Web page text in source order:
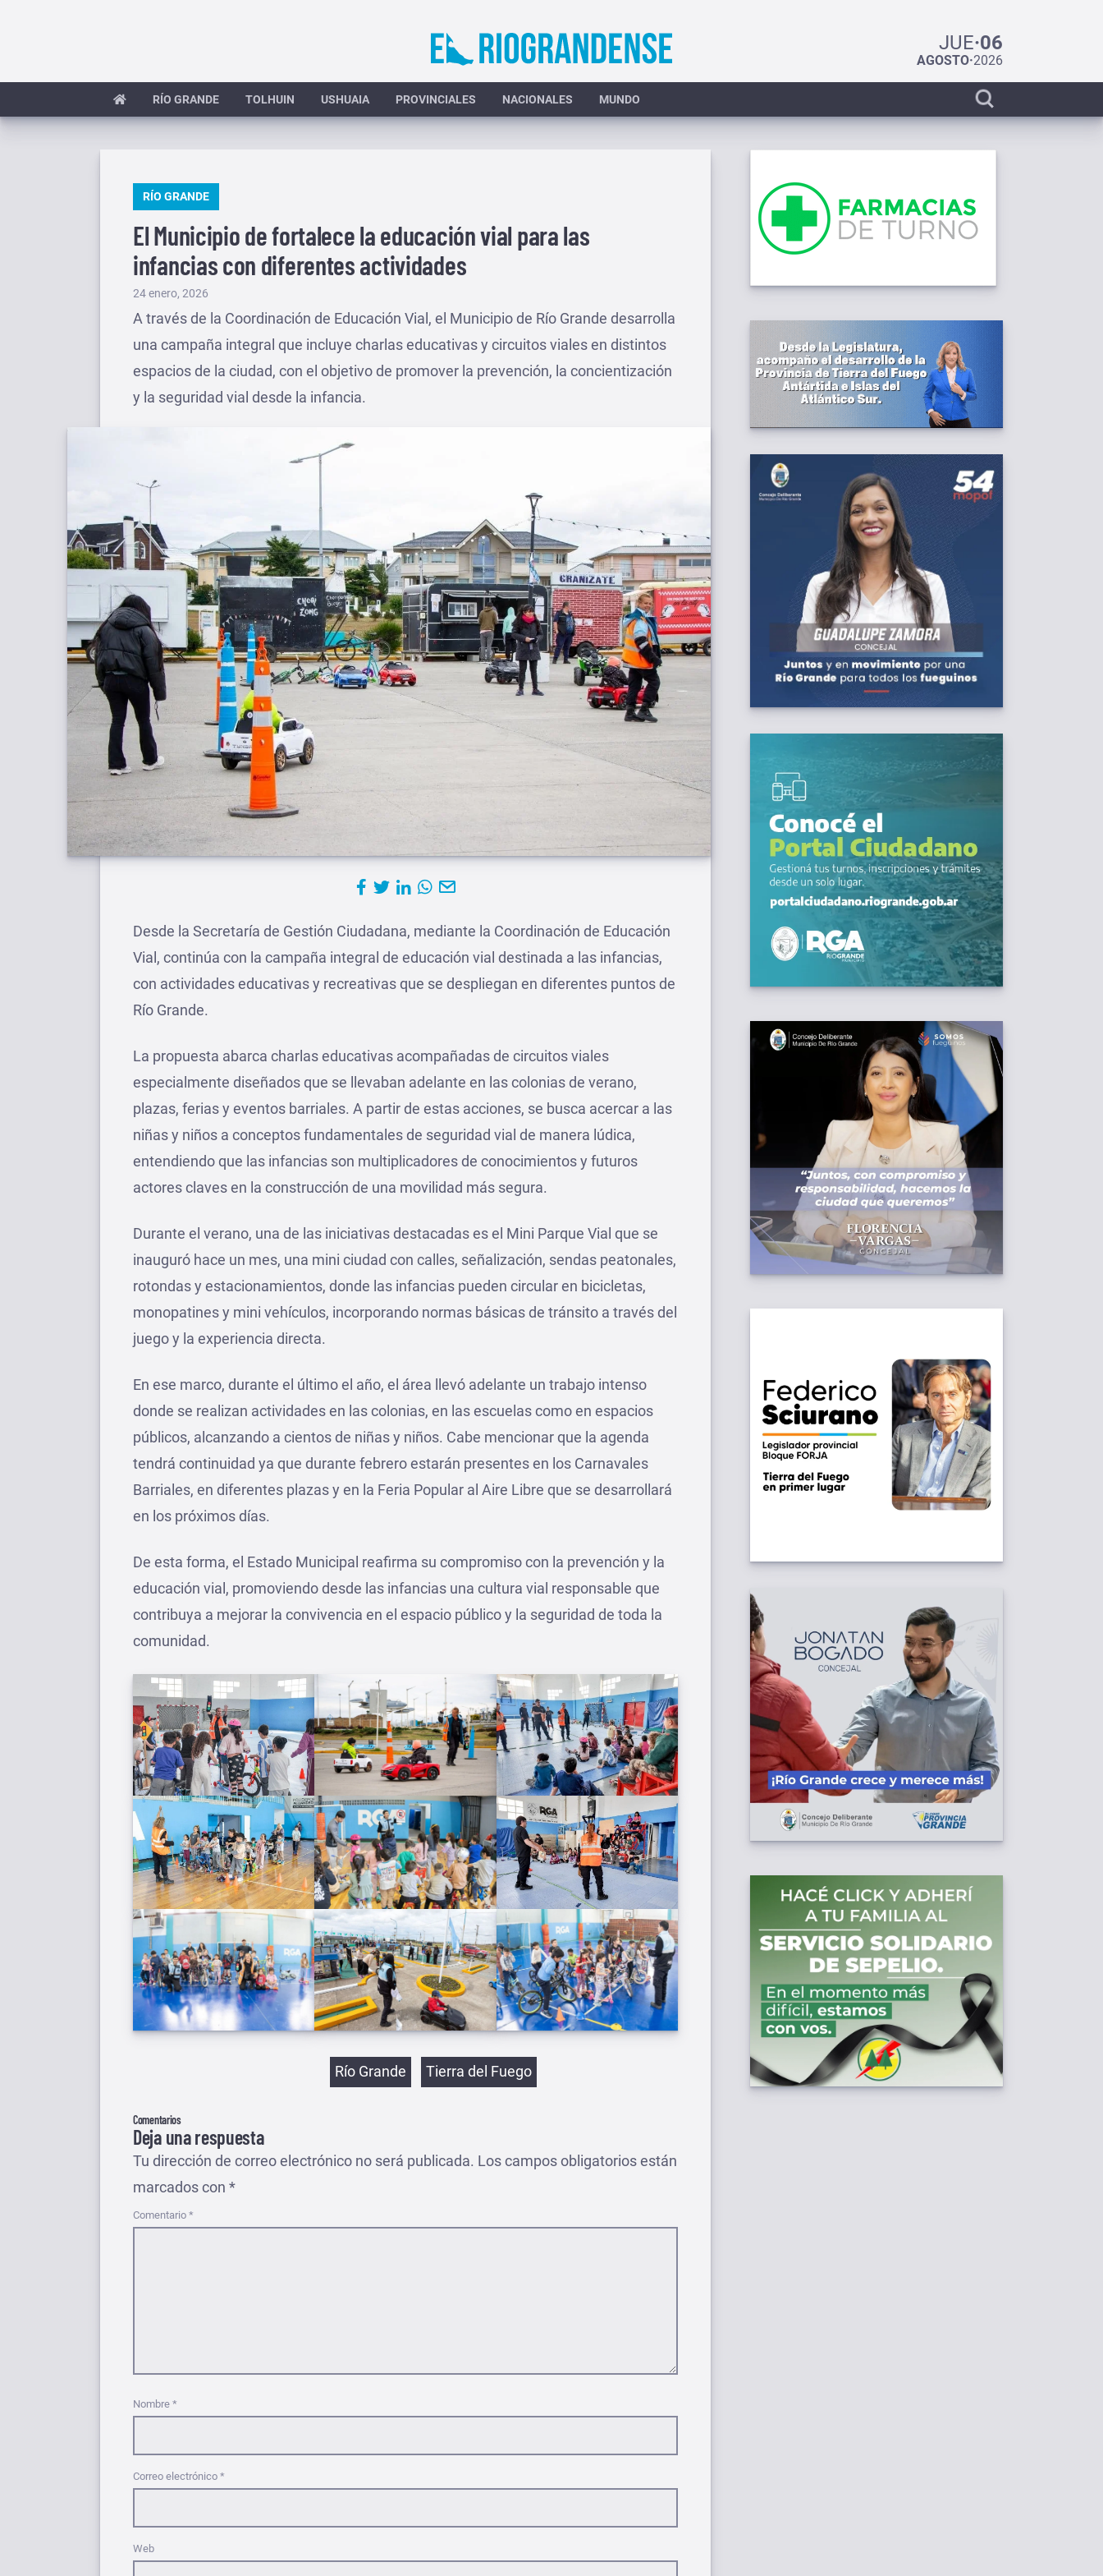
JUE·06
AGOSTO·2026
RÍO GRANDE TOLHUIN USHUAIA PROVINCIALES NACIONALES MUNDO
Display
search
PUBLICADO
RÍO GRANDE
El Municipio de fortalece la educación vial para las
infancias con diferentes actividades
Publicado
el
24 enero, 2026
A través de la Coordinación de Educación Vial, el Municipio de Río Grande desarrolla
una campaña integral que incluye charlas educativas y circuitos viales en distintos
espacios de la ciudad, con el objetivo de promover la prevención, la concientización
y la seguridad vial desde la infancia.
Desde la Secretaría de Gestión Ciudadana, mediante la Coordinación de Educación
Vial, continúa con la campaña integral de educación vial destinada a las infancias,
con actividades educativas y recreativas que se despliegan en diferentes puntos de
Río Grande.
La propuesta abarca charlas educativas acompañadas de circuitos viales
especialmente diseñados que se llevaban adelante en las colonias de verano,
plazas, ferias y eventos barriales. A partir de estas acciones, se busca acercar a las
niñas y niños a conceptos fundamentales de seguridad vial de manera lúdica,
entendiendo que las infancias son multiplicadores de conocimientos y futuros
actores claves en la construcción de una movilidad más segura.
Durante el verano, una de las iniciativas destacadas es el Mini Parque Vial que se
inauguró hace un mes, una mini ciudad con calles, señalización, sendas peatonales,
rotondas y estacionamientos, donde las infancias pueden circular en bicicletas,
monopatines y mini vehículos, incorporando normas básicas de tránsito a través del
juego y la experiencia directa.
En ese marco, durante el último el año, el área llevó adelante un trabajo intenso
donde se realizan actividades en las colonias, en las escuelas como en espacios
públicos, alcanzando a cientos de niñas y niños. Cabe mencionar que la agenda
tendrá continuidad ya que durante febrero estarán presentes en los Carnavales
Barriales, en diferentes plazas y en la Feria Popular al Aire Libre que se desarrollará
en los próximos días.
De esta forma, el Estado Municipal reafirma su compromiso con la prevención y la
educación vial, promoviendo desde las infancias una cultura vial responsable que
contribuya a mejorar la convivencia en el espacio público y la seguridad de toda la
comunidad.
Etiquetas
Río Grande Tierra del Fuego
Comentarios
Deja una respuesta
Tu dirección de correo electrónico no será publicada. Los campos obligatorios están
marcados con *
Comentario *
Nombre *
Correo electrónico *
Web